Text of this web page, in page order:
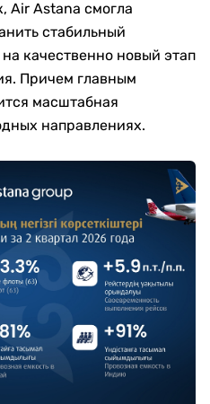
Air Astana смогла
стабильный
качественно новый этап
Причем главным
масштабная
направлениях.